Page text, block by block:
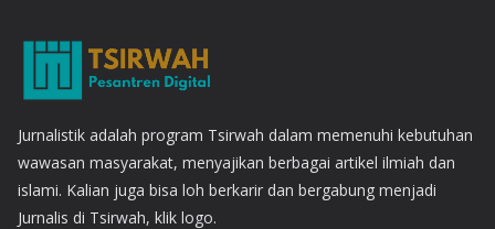
Jurnalistik adalah program Tsirwah dalam memenuhi kebutuhan
wawasan masyarakat, menyajikan berbagai artikel ilmiah dan
islami. Kalian juga bisa loh berkarir dan bergabung menjadi
Jurnalis di Tsirwah, klik logo.